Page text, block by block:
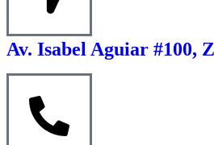
Av. Isabel Aguiar #100,